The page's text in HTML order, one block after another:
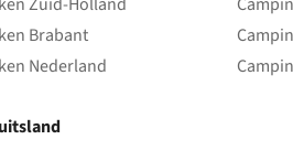
Brabant
Nederland